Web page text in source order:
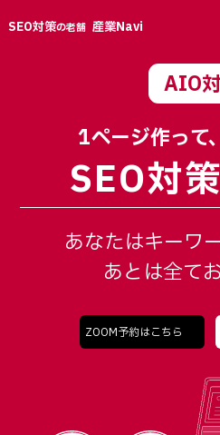
SEO対策の老舗 産業Navi
AIO
1ページ作って
SEO対
あなたはキーワ
あとは全て
ZOOM予約はこちら